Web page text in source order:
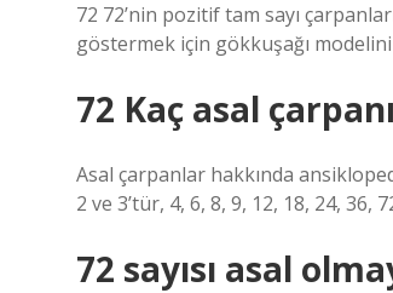
72 72’nin pozitif tam sayı
göstermek için gökkuşağı
72 Kaç asal
Asal çarpanlar hakkında
2 ve 3’tür, 4, 6, 8, 9, 12, 18, 24, 36,
72 sayısı asal